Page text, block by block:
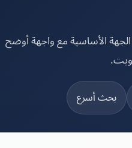
مع واجهة أوضح
أسرع